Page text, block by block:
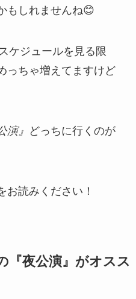
もしれませんね😊
ケジュールを見る限
っちゃ増えてますけど
演』 どっちに行くのが
お読みください！
『夜公演』がオスス